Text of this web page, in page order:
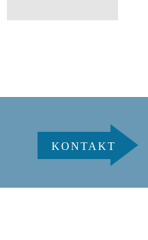
KONTAKT